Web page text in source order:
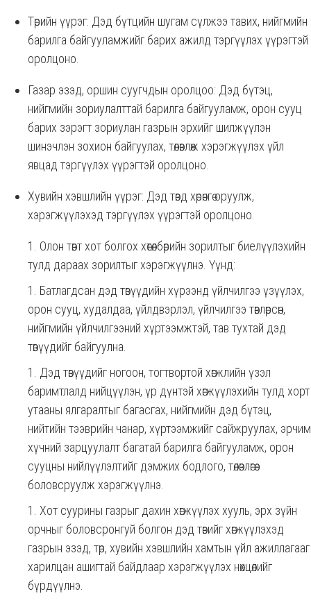
Төрийн үүрэг: Дэд бүтцийн шугам сүлжээ тавих, нийгмийн
барилга байгууламжийг барих ажилд тэргүүлэх үүрэгтэй
оролцоно.
Газар эзэд, оршин суугчдын оролцоо: Дэд бүтэц,
нийгмийн зориулалттай барилга байгууламж, орон сууц
барих зэрэгт зориулан газрын эрхийг шилжүүлэн
шинэчлэн зохион байгуулах, төлөвлөж хэрэгжүүлэх үйл
явцад тэргүүлэх үүрэгтэй оролцоно.
Хувийн хэвшлийн үүрэг: Дэд төвд хөрөнгө оруулж,
хэрэгжүүлэхэд тэргүүлэх үүрэгтэй оролцоно.
Олон төвт хот болгох хөтөлбөрийн зорилтыг биелүүлэхийн
тулд дараах зорилтыг хэрэгжүүлнэ. Үүнд:
Батлагдсан дэд төвүүдийн хүрээнд үйлчилгээ үзүүлэх,
орон сууц, худалдаа, үйлдвэрлэл, үйлчилгээ төвлөрсөн,
нийгмийн үйлчилгээний хүртээмжтэй, тав тухтай дэд
төвүүдийг байгуулна.
Дэд төвүүдийг ногоон, тогтвортой хөгжлийн үзэл
баримтлалд нийцүүлэн, үр дүнтэй хөгжүүлэхийн тулд хорт
утааны ялгаралтыг багасгах, нийгмийн дэд бүтэц,
нийтийн тээврийн чанар, хүртээмжийг сайжруулах, эрчим
хүчний зарцуулалт багатай барилга байгууламж, орон
сууцны нийлүүлэлтийг дэмжих бодлого, төлөвлөгөө
боловсруулж хэрэгжүүлнэ.
Хот суурины газрыг дахин хөгжүүлэх хууль, эрх зүйн
орчныг боловсронгуй болгон дэд төвийг хөгжүүлэхэд
газрын эзэд, төр, хувийн хэвшлийн хамтын үйл ажиллагааг
харилцан ашигтай байдлаар хэрэгжүүлэх нөхцөлийг
бүрдүүлнэ.